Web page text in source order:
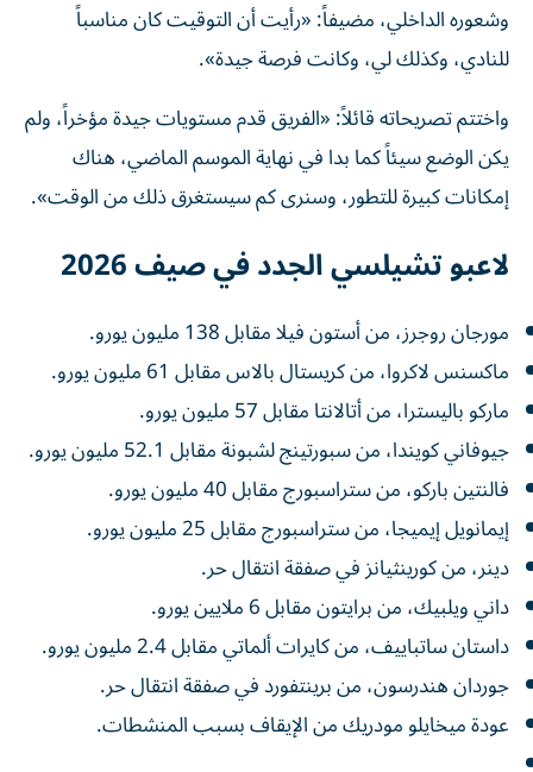
وشعوره الداخلي، مضيفاً: «رأيت أن التوقيت كان مناسباً
للنادي، وكذلك لي، وكانت فرصة جيدة».
واختتم تصريحاته قائلاً: «الفريق قدم مستويات جيدة مؤخراً، ولم
يكن الوضع سيئاً كما بدا في نهاية الموسم الماضي، هناك
إمكانات كبيرة للتطور، وسنرى كم سيستغرق ذلك من الوقت».
لاعبو تشيلسي الجدد في صيف 2026
مورجان روجرز، من أستون فيلا مقابل 138 مليون يورو.
ماكسنس لاكروا، من كريستال بالاس مقابل 61 مليون يورو.
ماركو باليسترا، من أتالانتا مقابل 57 مليون يورو.
جيوفاني كويندا، من سبورتينج لشبونة مقابل 52.1 مليون يورو.
فالنتين باركو، من ستراسبورج مقابل 40 مليون يورو.
إيمانويل إيميجا، من ستراسبورج مقابل 25 مليون يورو.
دينر، من كورينثيانز في صفقة انتقال حر.
داني ويلبيك، من برايتون مقابل 6 ملايين يورو.
داستان ساتباييف، من كايرات ألماتي مقابل 2.4 مليون يورو.
جوردان هندرسون، من برينتفورد في صفقة انتقال حر.
عودة ميخايلو مودريك من الإيقاف بسبب المنشطات.